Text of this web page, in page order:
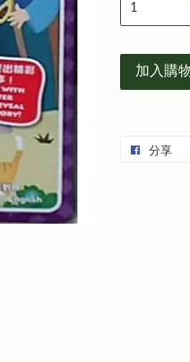
加入購
分享